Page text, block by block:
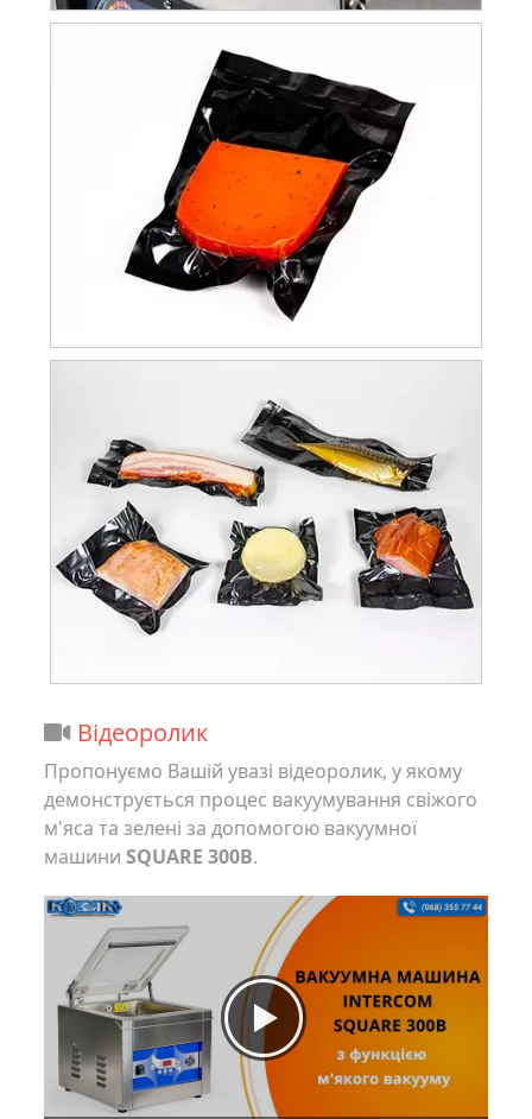
Відеоролик
Пропонуємо Вашій увазі відеоролик, у якому
демонструється процес вакуумування свіжого
м'яса та зелені за допомогою вакуумної
машини SQUARE 300B.